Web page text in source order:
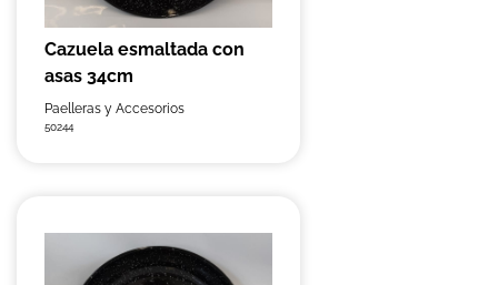
Cazuela esmaltada con
asas 34cm
Paelleras y Accesorios
50244